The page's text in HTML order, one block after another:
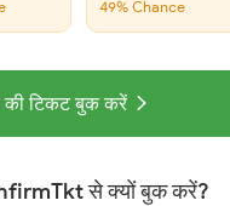
49% Chance
की टिकट बुक करें
से क्यों बुक करें?